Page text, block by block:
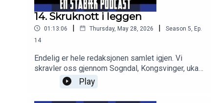
14. Skruknott i leggen
01:13:06 | Thursday, May 28, 2026 | Season 5 Ep.
14
Endelig er hele redaksjonen samlet igjen. Vi
skravler oss gjennom Sogndal, Kongsvinger, ukas
kaktus, kvinns mot Røa og FKH og masse annet!
Play